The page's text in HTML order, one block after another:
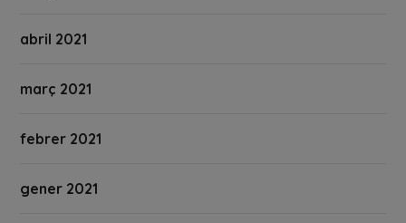
abril 2021
març 2021
febrer 2021
gener 2021